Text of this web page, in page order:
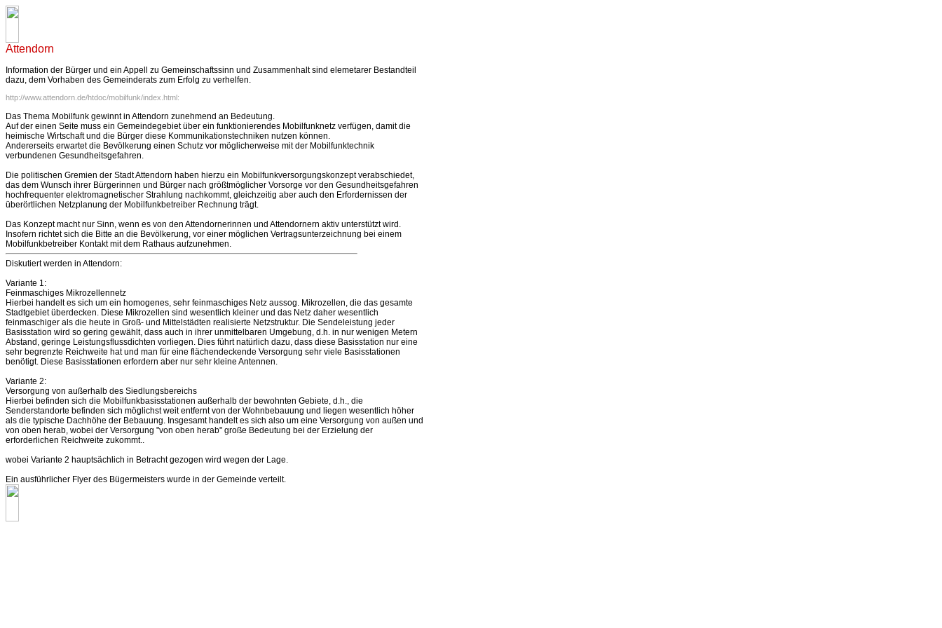
Attendorn
Information der Bürger und ein Appell zu Gemeinschaftssinn und Zusammenhalt sind elemetarer Bestandteil
dazu, dem Vorhaben des Gemeinderats zum Erfolg zu verhelfen.
http://www.attendorn.de/htdoc/mobilfunk/index.html:
Das Thema Mobilfunk gewinnt in Attendorn zunehmend an Bedeutung.
Auf der einen Seite muss ein Gemeindegebiet über ein funktionierendes Mobilfunknetz verfügen, damit die
heimische Wirtschaft und die Bürger diese Kommunikationstechniken nutzen können.
Andererseits erwartet die Bevölkerung einen Schutz vor möglicherweise mit der Mobilfunktechnik
verbundenen Gesundheitsgefahren.
Die politischen Gremien der Stadt Attendorn haben hierzu ein Mobilfunkversorgungskonzept verabschiedet,
das dem Wunsch ihrer Bürgerinnen und Bürger nach größtmöglicher Vorsorge vor den Gesundheitsgefahren
hochfrequenter elektromagnetischer Strahlung nachkommt, gleichzeitig aber auch den Erfordernissen der
überörtlichen Netzplanung der Mobilfunkbetreiber Rechnung trägt.
Das Konzept macht nur Sinn, wenn es von den Attendornerinnen und Attendornern aktiv unterstützt wird.
Insofern richtet sich die Bitte an die Bevölkerung, vor einer möglichen Vertragsunterzeichnung bei einem
Mobilfunkbetreiber Kontakt mit dem Rathaus aufzunehmen.
Diskutiert werden in Attendorn:
Variante 1:
Feinmaschiges Mikrozellennetz
Hierbei handelt es sich um ein homogenes, sehr feinmaschiges Netz aussog. Mikrozellen, die das gesamte
Stadtgebiet überdecken. Diese Mikrozellen sind wesentlich kleiner und das Netz daher wesentlich
feinmaschiger als die heute in Groß- und Mittelstädten realisierte Netzstruktur. Die Sendeleistung jeder
Basisstation wird so gering gewählt, dass auch in ihrer unmittelbaren Umgebung, d.h. in nur wenigen Metern
Abstand, geringe Leistungsflussdichten vorliegen. Dies führt natürlich dazu, dass diese Basisstation nur eine
sehr begrenzte Reichweite hat und man für eine flächendeckende Versorgung sehr viele Basisstationen
benötigt. Diese Basisstationen erfordern aber nur sehr kleine Antennen.
Variante 2:
Versorgung von außerhalb des Siedlungsbereichs
Hierbei befinden sich die Mobilfunkbasisstationen außerhalb der bewohnten Gebiete, d.h., die
Senderstandorte befinden sich möglichst weit entfernt von der Wohnbebauung und liegen wesentlich höher
als die typische Dachhöhe der Bebauung. Insgesamt handelt es sich also um eine Versorgung von außen und
von oben herab, wobei der Versorgung "von oben herab" große Bedeutung bei der Erzielung der
erforderlichen Reichweite zukommt..
wobei Variante 2 hauptsächlich in Betracht gezogen wird wegen der Lage.
Ein ausführlicher Flyer des Bügermeisters wurde in der Gemeinde verteilt.